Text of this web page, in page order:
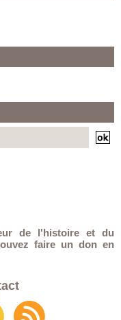
de l'histoire et du
faire un don en